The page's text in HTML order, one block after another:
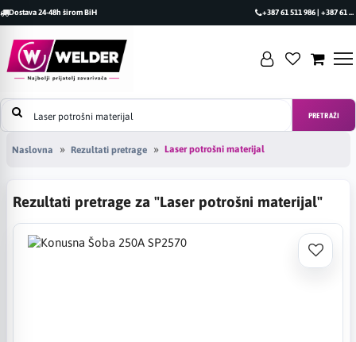
Dostava 24-48h širom BiH +387 61 511 986 | +387 61 493 470
PRETRAŽI
Naslovna Rezultati pretrage Laser potrošni materijal
Rezultati pretrage za "Laser potrošni materijal"